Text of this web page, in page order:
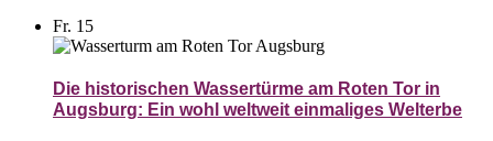
Fr. 15
Die historischen Wassertürme am Roten Tor in
Augsburg: Ein wohl weltweit einmaliges Welterbe